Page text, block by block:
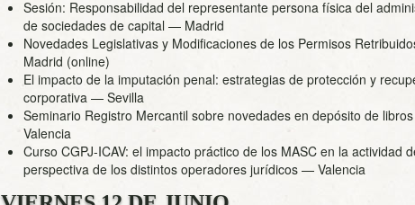
Sesión: Responsabilidad del representante persona física del
de sociedades de capital — Madrid
Novedades Legislativas y Modificaciones de los Permisos
Madrid (online)
El impacto de la imputación penal: estrategias de protección y
corporativa — Sevilla
Seminario Registro Mercantil sobre novedades en depósito de
Valencia
Curso CGPJ-ICAV: el impacto práctico de los MASC en la actividad
perspectiva de los distintos operadores jurídicos — Valencia